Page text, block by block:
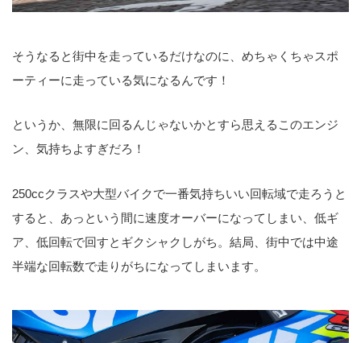
そうなると街中を走っているだけなのに、めちゃくちゃスポ
ーティーに走っている気になるんです！
というか、無限に回るんじゃないかとすら思えるこのエンジ
ン、気持ちよすぎだろ！
250ccクラスや大型バイクで一番気持ちいい回転域で走ろうと
すると、あっという間に速度オーバーになってしまい、低ギ
ア、低回転で回すとギクシャクしがち。結局、街中では中途
半端な回転数で走りがちになってしまいます。